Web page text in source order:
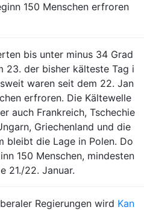
150 Menschen erfroren
bis unter minus 34 Grad
23. der bisher kälteste Tag i
waren seit dem 22. Jan
erfroren. Die Kältewelle
auch Frankreich, Tschechie
Griechenland und die
bleibt die Lage in Polen. Do
150 Menschen, mindesten
21./22. Januar.
Regierungen wird Kan